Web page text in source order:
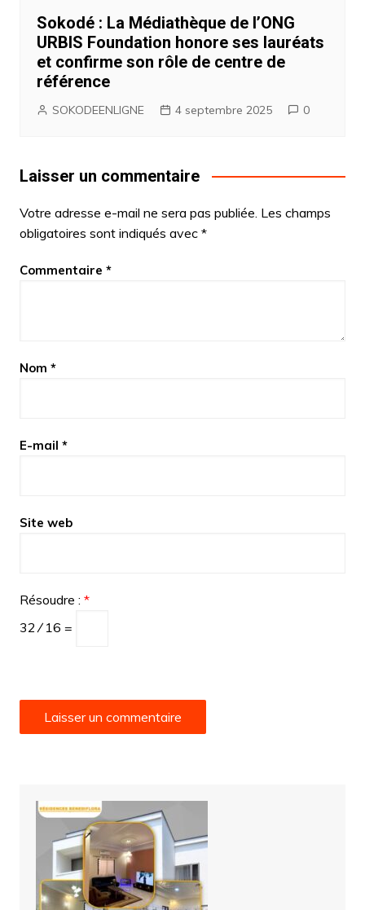
Sokodé : La Médiathèque de l’ONG
URBIS Foundation honore ses lauréats
et confirme son rôle de centre de
référence
SOKODEENLIGNE 4 septembre 2025 0
Laisser un commentaire
Votre adresse e-mail ne sera pas publiée. Les champs
obligatoires sont indiqués avec *
Commentaire *
Nom *
E-mail *
Site web
Résoudre : *
32 ⁄ 16 =